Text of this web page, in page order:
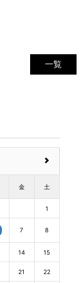
一覧
金 土
1
7 8
14 15
21 22